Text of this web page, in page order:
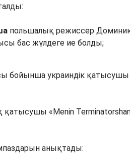
польшалық режиссер
бас жүлдеге ие болды;
бойынша украиндік қатысушы
«Menin
анықтады: